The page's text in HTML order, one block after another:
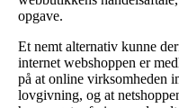
opgave.
Et nemt alternativ kunne
internet webshoppen er
på at online virksomheden
lovgivning, og at